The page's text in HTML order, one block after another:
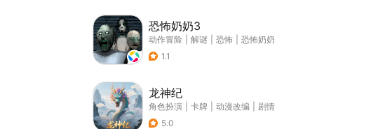
恐怖奶奶3
动作冒险 解谜 恐怖
恐怖奶奶
1.1
龙神纪
角色扮演 卡牌 动漫改编
剧情
5.0